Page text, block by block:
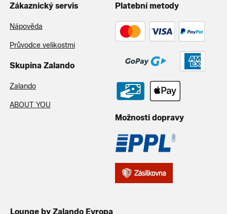
Zákaznický servis
Nápověda
Průvodce velikostmi
Skupina Zalando
Zalando
ABOUT YOU
Platební metody
Možnosti dopravy
Lounge by Zalando Evropa